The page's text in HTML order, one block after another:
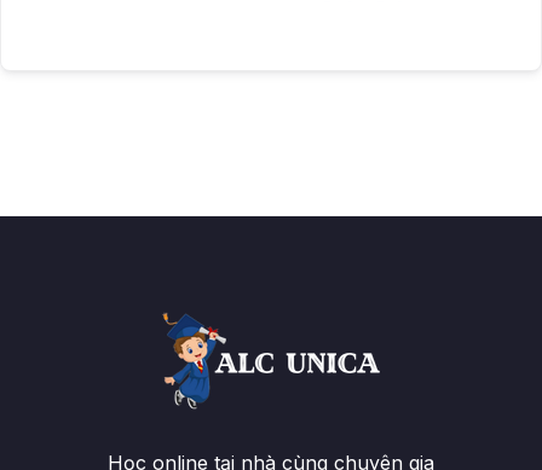
Học online tại nhà cùng chuyên gia